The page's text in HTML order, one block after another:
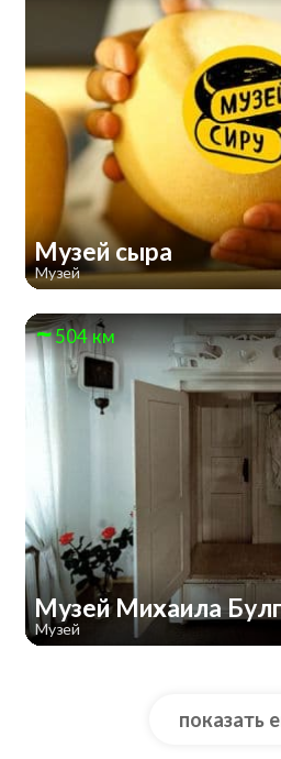
Музей сыра
Музей
504 км
Музей Михаила
Музей
показать